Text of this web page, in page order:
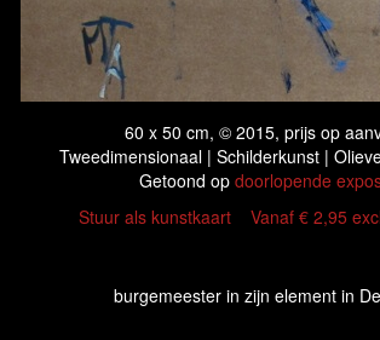
60 x 50 cm, © 2015, prijs op
Tweedimensionaal | Schilderkunst |
Getoond op doorlopende
Stuur als kunstkaart Vanaf € 2,95
burgemeester in zijn element in